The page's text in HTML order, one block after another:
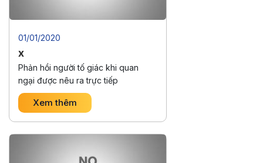
01/01/2020
x
Phản hồi người tố giác khi quan
ngại được nêu ra trực tiếp
Xem thêm